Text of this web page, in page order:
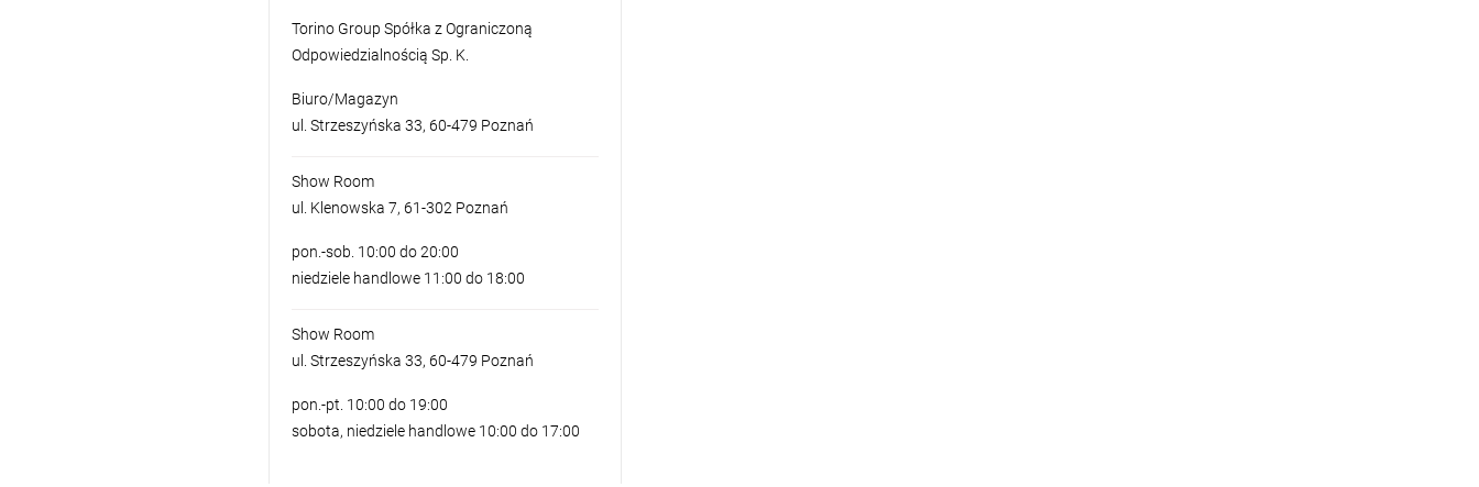
Torino Group Spółka z Ograniczoną
Odpowiedzialnością Sp. K.
Biuro/Magazyn
ul. Strzeszyńska 33, 60-479 Poznań
Show Room
ul. Klenowska 7, 61-302 Poznań
pon.-sob. 10:00 do 20:00
niedziele handlowe 11:00 do 18:00
Show Room
ul. Strzeszyńska 33, 60-479 Poznań
pon.-pt. 10:00 do 19:00
sobota, niedziele handlowe 10:00 do 17:00